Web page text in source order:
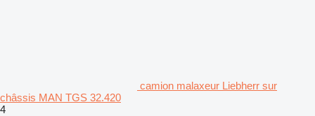
camion malaxeur Liebherr sur
châssis MAN TGS 32.420
4